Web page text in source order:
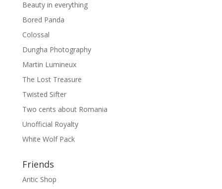
Beauty in everything
Bored Panda
Colossal
Dungha Photography
Martin Lumineux
The Lost Treasure
Twisted Sifter
Two cents about Romania
Unofficial Royalty
White Wolf Pack
Friends
Antic Shop